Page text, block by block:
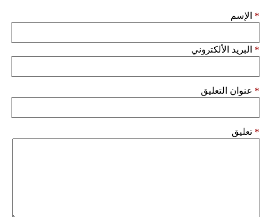
سيارات
الإسم *
البريد الألكتروني *
عنوان التعليق *
تعليق *